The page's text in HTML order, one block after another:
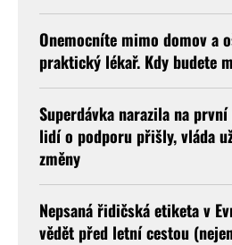
Onemocníte mimo domov a
praktický lékař. Kdy budete
Superdávka narazila na
lidí o podporu přišly, vláda
změny
Nepsaná řidičská etiketa v
vědět před letní cestou